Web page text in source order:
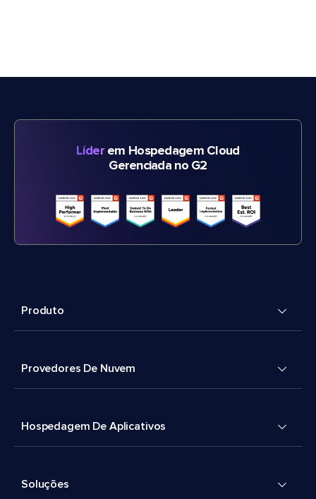
Líderem Hospedagem Cloud
Gerenciada no G2
Produto
Provedores De Nuvem
Hospedagem De Aplicativos
Soluções